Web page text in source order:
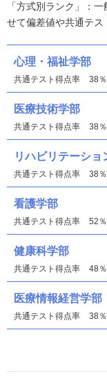
「方式別ランク」：
せて偏差値や共通テス
心理・福祉学部
共通テスト得点率 38
医療技術学部
共通テスト得点率 38
リハビリテーショ
共通テスト得点率 38
看護学部
共通テスト得点率 52％
健康科学部
共通テスト得点率 48
医療情報経営学部
共通テスト得点率 38